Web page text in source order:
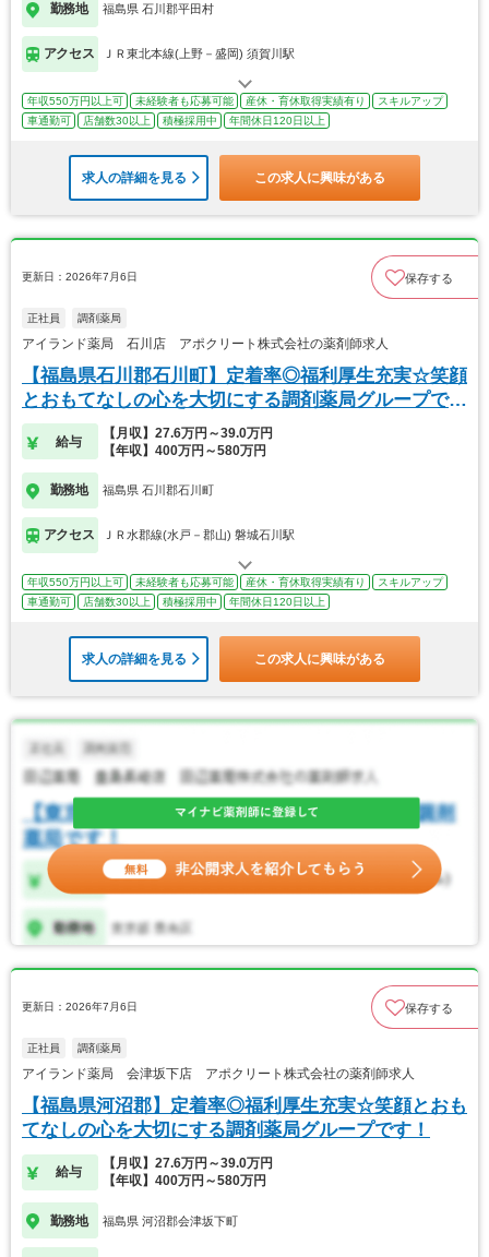
勤務地 福島県 石川郡平田村
アクセス ＪＲ東北本線(上野－盛岡) 須賀川駅
年収550万円以上可 未経験者も応募可能 産休・育休取得実績有り
スキルアップ
車通勤可
店舗数30以上 積極採用中 年間休日120日以上
求人の詳細を見る この求人に興味がある
更新日：2026年7月6日 保存する
正社員 調剤薬局
アイランド薬局 石川店 アポクリート株式会社の薬剤師求人
【福島県石川郡石川町】定着率◎福利厚生充実☆笑顔
とおもてなしの心を大切にする調剤薬局グループで
す！
給与
【月収】27.6万円～39.0万円
【年収】400万円～580万円
勤務地 福島県 石川郡石川町
アクセス ＪＲ水郡線(水戸－郡山) 磐城石川駅
年収550万円以上可 未経験者も応募可能 産休・育休取得実績有り
スキルアップ
車通勤可
店舗数30以上 積極採用中 年間休日120日以上
求人の詳細を見る この求人に興味がある
更新日：2026年7月6日 保存する
正社員 調剤薬局
アイランド薬局 会津坂下店 アポクリート株式会社の薬剤師求人
【福島県河沼郡】定着率◎福利厚生充実☆笑顔とおも
てなしの心を大切にする調剤薬局グループです！
給与
【月収】27.6万円～39.0万円
【年収】400万円～580万円
勤務地 福島県 河沼郡会津坂下町